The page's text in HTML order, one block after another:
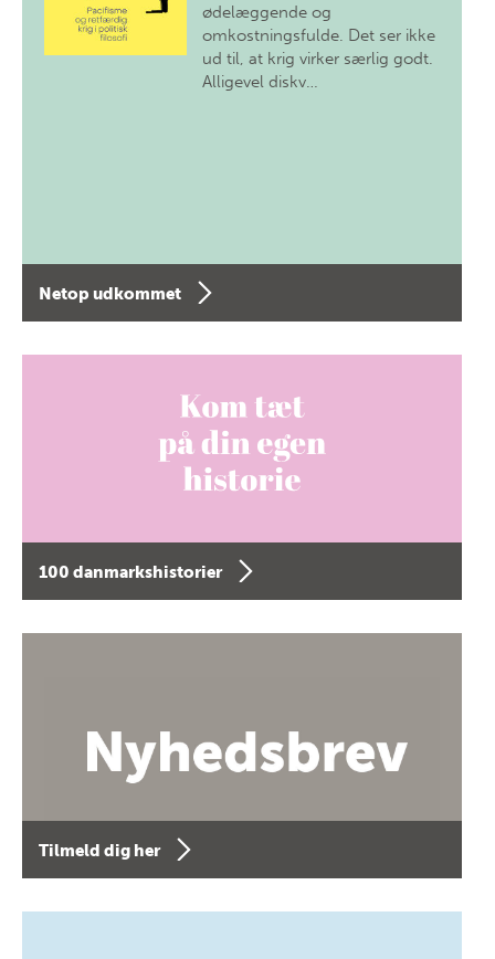
ødelæggende og
omkostningsfulde. Det ser ikke
ud til, at krig virker særlig godt.
Alligevel diskv…
Netop udkommet
100 danmarkshistorier
Tilmeld dig her